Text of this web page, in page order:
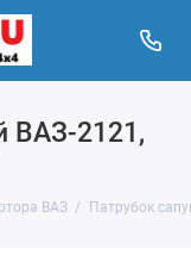
ВАЗ-2121,
ВАЗ Патрубок